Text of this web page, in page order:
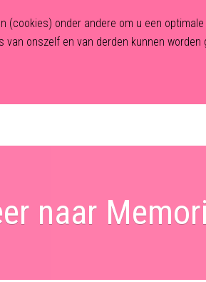
naar
(cookies) onder andere om u een
onszelf en van derden kunnen